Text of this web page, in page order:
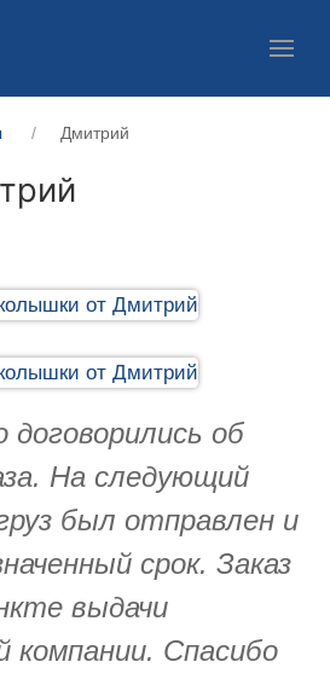
Дмитрий
об
На следующий
был отправлен и
срок. Заказ
выдачи
компании. Спасибо